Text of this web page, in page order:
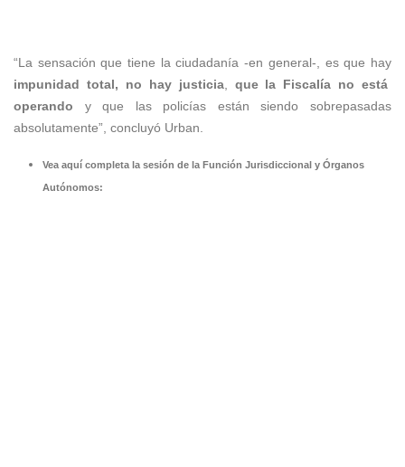
“La sensación que tiene la ciudadanía -en general-, es que hay
impunidad total, no hay justicia, que la Fiscalía no está
operando y que las policías están siendo sobrepasadas
absolutamente”, concluyó Urban.
Vea aquí completa la sesión de la Función Jurisdiccional y Órganos
Autónomos: